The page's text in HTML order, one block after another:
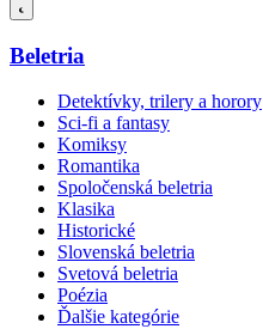
Beletria
Detektívky, trilery a horory
Sci-fi a fantasy
Komiksy
Romantika
Spoločenská beletria
Klasika
Historické
Slovenská beletria
Svetová beletria
Poézia
Ďalšie kategórie